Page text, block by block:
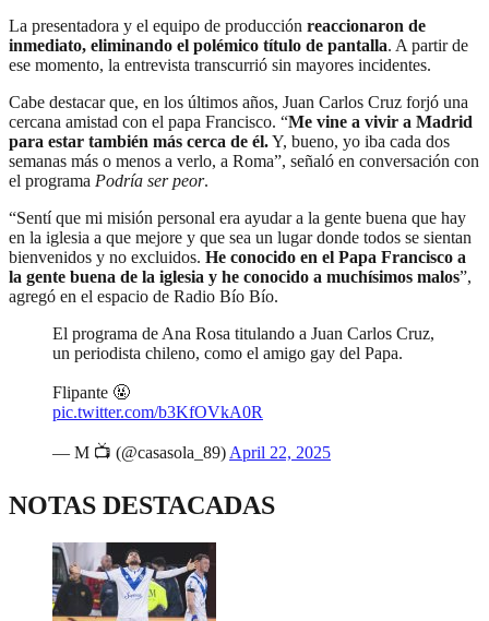
La presentadora y el equipo de producción reaccionaron de
inmediato, eliminando el polémico título de pantalla. A partir de
ese momento, la entrevista transcurrió sin mayores incidentes.
Cabe destacar que, en los últimos años, Juan Carlos Cruz forjó una
cercana amistad con el papa Francisco. “Me vine a vivir a Madrid
para estar también más cerca de él.Y, bueno, yo iba cada dos
semanas más o menos a verlo, a Roma”, señaló en conversación con
el programa Podría ser peor.
“Sentí que mi misión personal era ayudar a la gente buena que hay
en la iglesia a que mejore y que sea un lugar donde todos se sientan
bienvenidos y no excluidos. He conocido en el Papa Francisco a
la gente buena de la iglesia y he conocido a muchísimos malos”,
agregó en el espacio de Radio Bío Bío.
El programa de Ana Rosa titulando a Juan Carlos Cruz,
un periodista chileno, como el amigo gay del Papa.
Flipante 🤬
pic.twitter.com/b3KfOVkA0R
— M 📺 (@casasola_89) April 22, 2025
NOTAS DESTACADAS